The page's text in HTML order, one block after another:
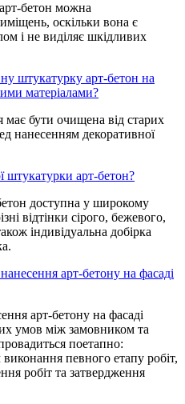
бетон можна
оскільки вона є
і не виділяє шкідливих
штукатурку арт-бетон на
матеріалами?
бути очищена від старих
нанесенням декоративної
штукатурки арт-бетон?
доступна у широкому
відтінки сірого, бежевого,
індивідуальна добірка
арт-бетону на фасаді
арт-бетону на фасаді
умов між замовником та
поетапно:
певного етапу робіт,
робіт та затвердження